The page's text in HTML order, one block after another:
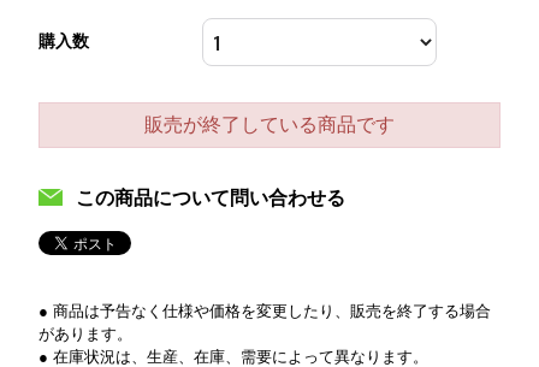
購入数
販売が終了している商品です
この商品について問い合わせる
● 商品は予告なく仕様や価格を変更したり、販売を終了する場合
があります。
● 在庫状況は、生産、在庫、需要によって異なります。